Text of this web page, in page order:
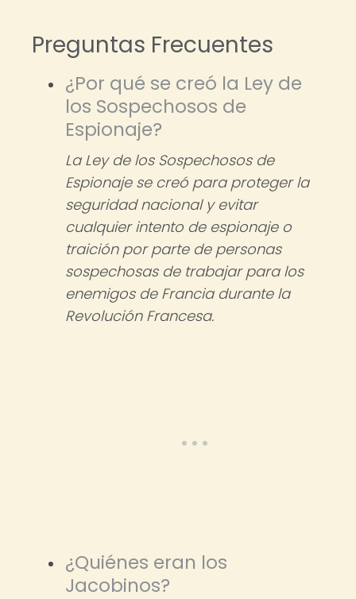
Preguntas Frecuentes
¿Por qué se creó la Ley de
los Sospechosos de
Espionaje?
La Ley de los Sospechosos de
Espionaje se creó para proteger la
seguridad nacional y evitar
cualquier intento de espionaje o
traición por parte de personas
sospechosas de trabajar para los
enemigos de Francia durante la
Revolución Francesa.
¿Quiénes eran los
Jacobinos?